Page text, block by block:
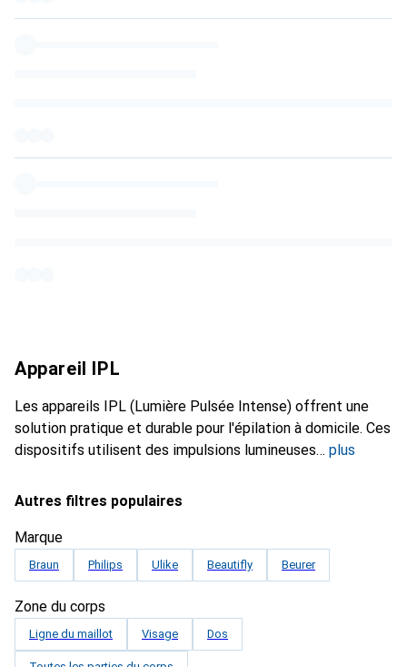
Appareil IPL
Les appareils IPL (Lumière Pulsée Intense) offrent une
solution pratique et durable pour l'épilation à domicile. Ces
dispositifs utilisent des impulsions lumineuses
plus
Autres filtres populaires
Marque
Braun Philips Ulike Beautifly Beurer
Zone du corps
Ligne du maillot Visage Dos